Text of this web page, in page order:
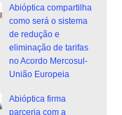
Abióptica compartilha
como será o sistema
de redução e
eliminação de tarifas
no Acordo Mercosul-
União Europeia
Abióptica firma
parceria com a